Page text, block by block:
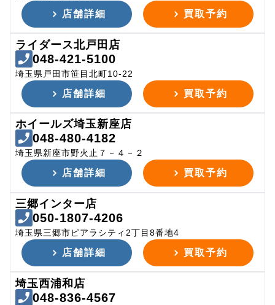
店舗詳細 買取予約
ライダース北戸田店
048-421-5100
埼玉県戸田市笹目北町10-22
店舗詳細 買取予約
ホイールズ埼玉新座店
048-480-4182
埼玉県新座市野火止７－４－２
店舗詳細 買取予約
三郷インター店
050-1807-4206
埼玉県三郷市ピアラシティ2丁目8番地4
店舗詳細 買取予約
埼玉西浦和店
048-836-4567